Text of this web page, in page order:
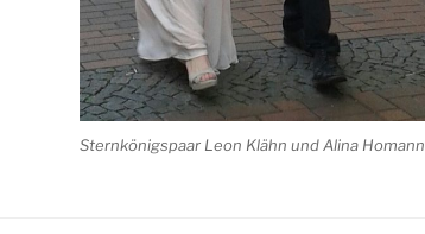
Sternkönigspaar Leon Klähn und Alina Homann